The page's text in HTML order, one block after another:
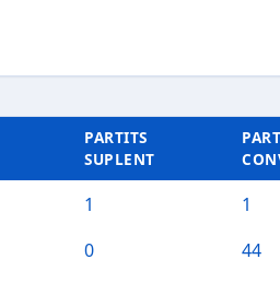
PARTITS
SUPLENT
1 1
0 44